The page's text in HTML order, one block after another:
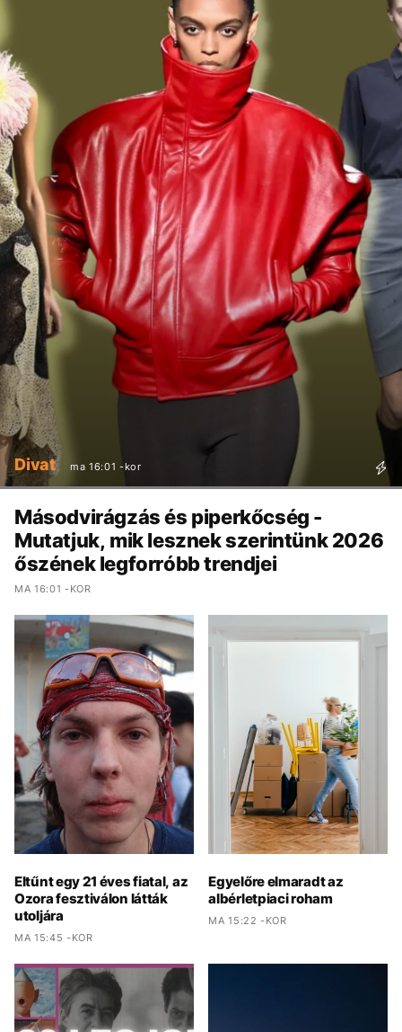
Divat ma 16:01 -kor
Másodvirágzás és piperkőcség -
Mutatjuk, mik lesznek szerintünk 2026
őszének legforróbb trendjei
MA 16:01 -KOR
Eltűnt egy 21 éves fiatal, az
Ozora fesztiválon látták
utoljára
MA 15:45 -KOR
Egyelőre elmaradt az
albérletpiaci roham
MA 15:22 -KOR